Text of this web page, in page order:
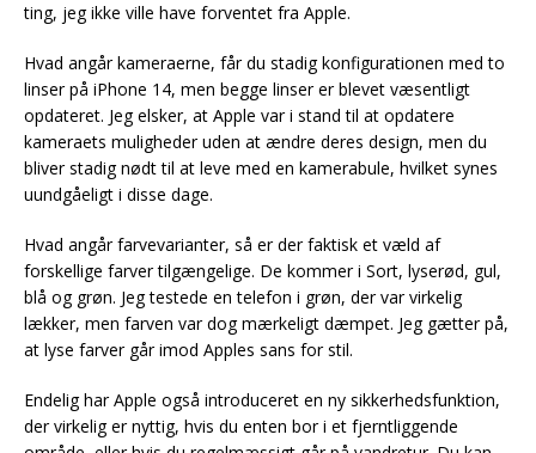
ting, jeg ikke ville have forventet fra Apple.
Hvad angår kameraerne, får du stadig konfigurationen med to
linser på iPhone 14, men begge linser er blevet væsentligt
opdateret. Jeg elsker, at Apple var i stand til at opdatere
kameraets muligheder uden at ændre deres design, men du
bliver stadig nødt til at leve med en kamerabule, hvilket synes
uundgåeligt i disse dage.
Hvad angår farvevarianter, så er der faktisk et væld af
forskellige farver tilgængelige. De kommer i Sort, lyserød, gul,
blå og grøn. Jeg testede en telefon i grøn, der var virkelig
lækker, men farven var dog mærkeligt dæmpet. Jeg gætter på,
at lyse farver går imod Apples sans for stil.
Endelig har Apple også introduceret en ny sikkerhedsfunktion,
der virkelig er nyttig, hvis du enten bor i et fjerntliggende